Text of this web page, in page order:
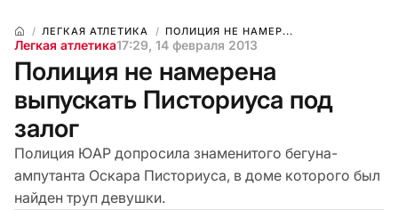
ЛЕГКАЯ АТЛЕТИКА ПОЛИЦИЯ НЕ НАМЕР...
Легкая атлетика17:29, 14 февраля 2013
Полиция не намерена
выпускать Писториуса под
залог
Полиция ЮАР допросила знаменитого бегуна-
ампутанта Оскара Писториуса, в доме которого был
найден труп девушки.